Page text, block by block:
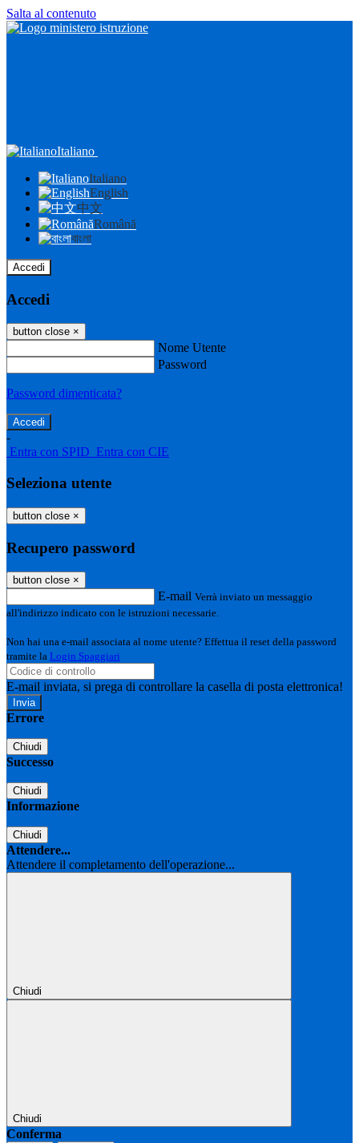
Salta al contenuto
Italiano
Italiano
English
中文
Română
বাংলা
Accedi
Accedi
button close ×
Nome Utente
Password
Password dimenticata?
-
Entra con SPID Entra con CIE
Seleziona utente
button close ×
Recupero password
button close ×
E-mail Verrà inviato un messaggio
all'indirizzo indicato con le istruzioni necessarie.
Non hai una e-mail associata al nome utente? Effettua il reset della password
tramite la Login Spaggiari
E-mail inviata, si prega di controllare la casella di posta elettronica!
Errore
Chiudi
Successo
Chiudi
Informazione
Chiudi
Attendere...
Attendere il completamento dell'operazione...
Chiudi
Chiudi
Conferma